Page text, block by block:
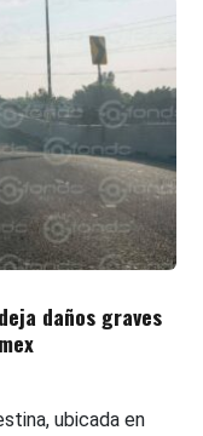
daños graves
ubicada en